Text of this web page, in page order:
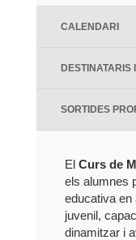
CALENDARI
DESTINATARIS
SORTIDES
El Curs de
els alumnes
educativa en
juvenil,
dinamitzar i